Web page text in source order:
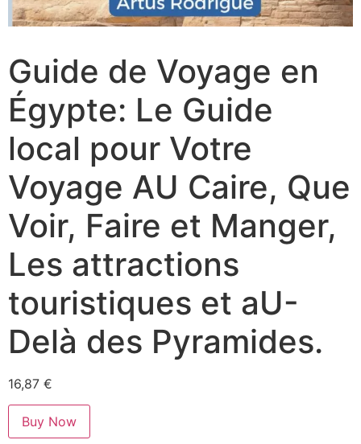
Guide de Voyage en
Égypte: Le Guide
local pour Votre
Voyage AU Caire, Que
Voir, Faire et Manger,
Les attractions
touristiques et aU-
Delà des Pyramides.
16,87 €
Buy Now